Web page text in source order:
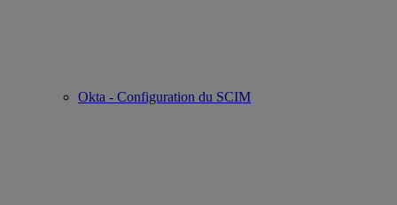
Okta - Configuration du SCIM